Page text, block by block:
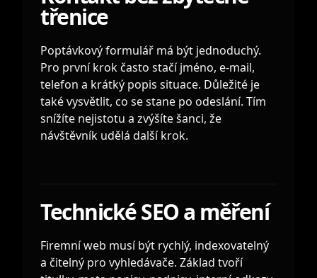
třenice
Poptávkový formulář má být jednoduchý.
Pro první krok často stačí jméno, e-mail,
telefon a krátký popis situace. Důležité je
také vysvětlit, co se stane po odeslání. Tím
snížíte nejistotu a zvýšíte šanci, že
návštěvník udělá další krok.
Technické SEO a měření
Firemní web musí být rychlý, indexovatelný
a čitelný pro vyhledávače. Základ tvoří